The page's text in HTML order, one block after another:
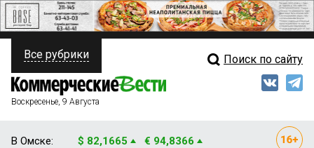
ПОЛИТИКА
ФИНАНСЫ
Свежий выпуск
Все рубрики Поиск по сайту
Воскресенье, 9 Августа
В Омске: $ 82,1665 € 94,8366